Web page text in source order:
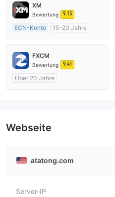
XM
Bewertung 9.15
ECN-Konto
15-20 Jahre
Market Making (MM)
MT4-Volllizenz
FXCM
Bewertung 9.41
Über 20 Jahre
Webseite
atatong.com
Server-IP